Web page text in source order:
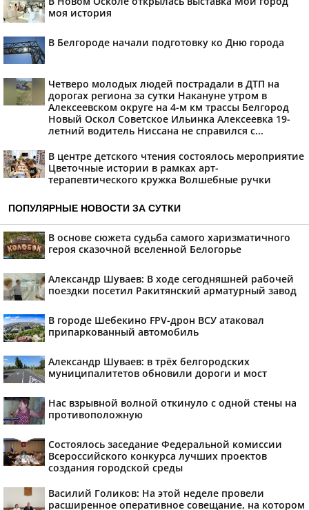
моя история
В Белгороде начали подготовку ко Дню города
Четверо молодых людей пострадали в ДТП на
дорогах региона за сутки Накануне утром в
Алексеевском округе на 4-м км трассы Белгород
Новый Оскол Советское Ильинка Алексеевка 19-
летний водитель Ниссана не справился с...
В центре детского чтения состоялось мероприятие
Цветочные истории в рамках арт-
терапевтического кружка Волшебные ручки
ПОПУЛЯРНЫЕ НОВОСТИ ЗА СУТКИ
В основе сюжета судьба самого харизматичного
героя сказочной вселенной Белогорье
Александр Шуваев: В ходе сегодняшней рабочей
поездки посетил Ракитянский арматурный завод
В городе Шебекино FPV-дрон ВСУ атаковал
припаркованный автомобиль
Александр Шуваев: в трёх белгородских
муниципалитетов обновили дороги и мост
Нас взрывной волной откинуло с одной стены на
противоположную
Состоялось заседание Федеральной комиссии
Всероссийского конкурса лучших проектов
создания городской среды
Василий Голиков: На этой неделе провели
расширенное оперативное совещание, на котором